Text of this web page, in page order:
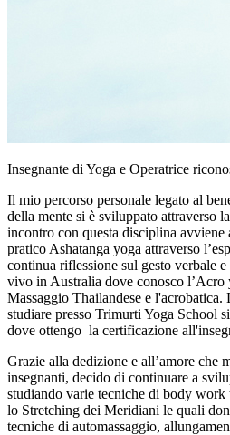
Insegnante di Yoga e Operatrice
Il mio percorso personale legato al
della mente si è sviluppato attraverso
incontro con questa disciplina
pratico Ashatanga yoga attraverso
continua riflessione sul gesto verbale
vivo in Australia dove conosco
Massaggio Thailandese e l'acrobatica.
studiare presso Trimurti Yoga School
dove ottengo la certificazione
Grazie alla dedizione e all’amore che
insegnanti, decido di continuare a
studiando varie tecniche di body work
lo Stretching dei Meridiani le quali
tecniche di automassaggio,